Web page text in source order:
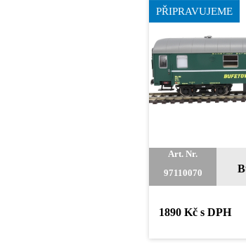
PŘIPRAVUJEME
Art. Nr.
97110070
1890 Kč s DPH